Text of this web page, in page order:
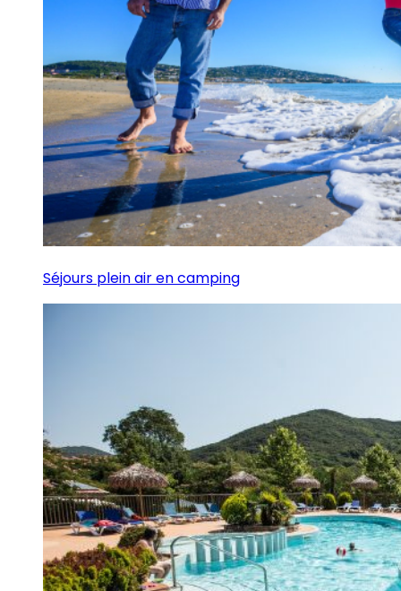
Séjours plein air en camping